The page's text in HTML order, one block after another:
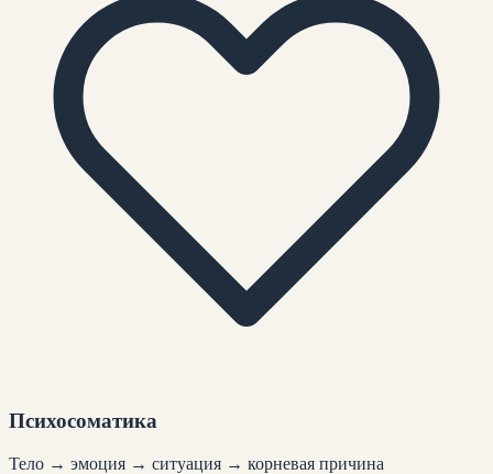
Психосоматика
Тело → эмоция → ситуация → корневая причина